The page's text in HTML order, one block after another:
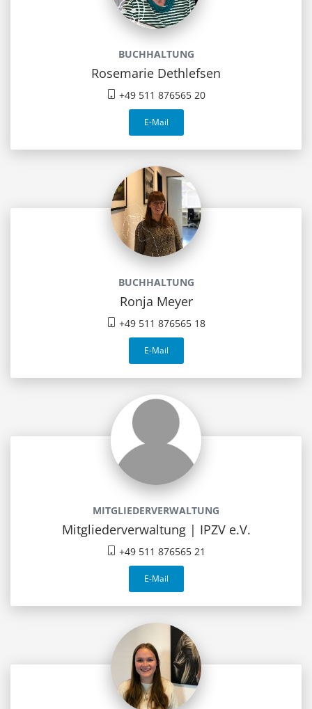
BUCHHALTUNG
Rosemarie Dethlefsen
+49 511 876565 20
E-Mail
BUCHHALTUNG
Ronja Meyer
+49 511 876565 18
E-Mail
MITGLIEDERVERWALTUNG
Mitgliederverwaltung | IPZV e.V.
+49 511 876565 21
E-Mail